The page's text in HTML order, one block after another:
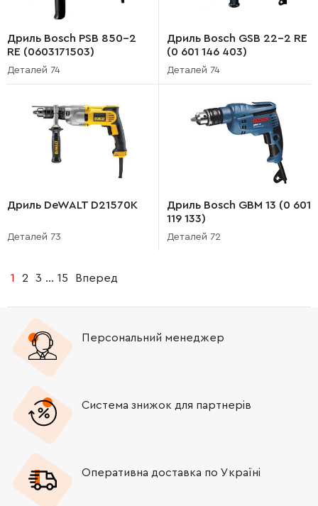
Дриль Bosch PSB 850-2
RE (0603171503)
Деталей 74
Дриль Bosch GSB 22-2 RE
(0 601 146 403)
Деталей 74
Дриль DeWALT D21570K
Деталей 73
Дриль Bosch GBM 13 (0 601
119 133)
Деталей 72
1 2 3 ... 15 Вперед
Персональний менеджер
Система знижок для партнерів
Оперативна доставка по Україні